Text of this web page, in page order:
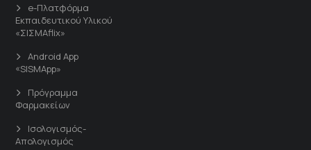
e-Πλατφόρμα
Εκπαιδευτικού Υλικού
«ΣΙΣΜΑflix»
Android App
«SISMApp»
Πρόγραμμα
Φαρμακείων
Ισολογισμός-
Απολογισμός